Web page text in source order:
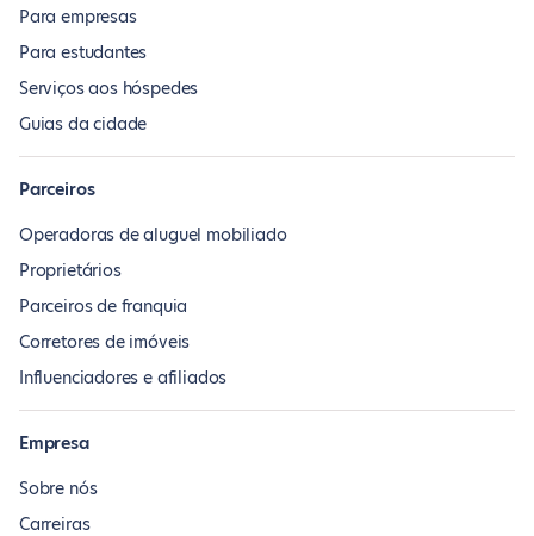
Para empresas
Para estudantes
Serviços aos hóspedes
Guias da cidade
Parceiros
Operadoras de aluguel mobiliado
Proprietários
Parceiros de franquia
Corretores de imóveis
Influenciadores e afiliados
Empresa
Sobre nós
Carreiras